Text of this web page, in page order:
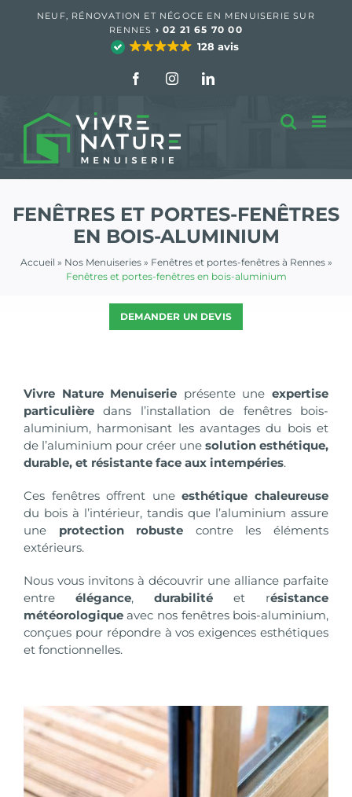
NEUF, RÉNOVATION ET NÉGOCE EN MENUISERIE SUR
RENNES › 02 21 65 70 00
128 avis
FacebookInstagramLinkedIn
FENÊTRES ET PORTES-FENÊTRES
EN BOIS-ALUMINIUM
Accueil » Nos Menuiseries» Fenêtres et portes-fenêtres à Rennes»
Fenêtres et portes-fenêtres en bois-aluminium
DEMANDER UN DEVIS
Vivre Nature Menuiserie présente uneexpertise
particulièredans l’installation de fenêtres bois-
aluminium, harmonisant les avantages du bois et
de l’aluminium pour créer unesolution esthétique,
durable, et résistante face aux intempéries.
Ces fenêtres offrent uneesthétique chaleureuse
du bois à l’intérieur, tandis que l’aluminium assure
une protection robuste contre les éléments
extérieurs.
Nous vous invitons à découvrir une alliance parfaite
entre élégance,durabilité et résistance
météorologiqueavec nos fenêtres bois-aluminium,
conçues pour répondre à vos exigences esthétiques
et fonctionnelles.